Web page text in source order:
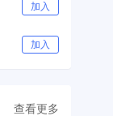
加入
加入
查看更多